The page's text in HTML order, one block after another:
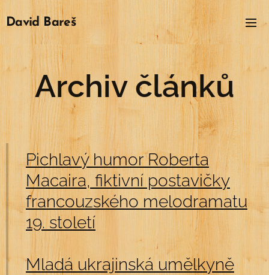
David Bareš
Archiv článků
Pichlavý humor Roberta
Macaira, fiktivní postavičky
francouzského melodramatu
19. století
Mladá ukrajinská umělkyně